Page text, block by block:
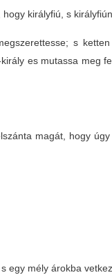
királyfiú, s
s ketten
es mutassa meg
magát, hogy úgy
egy mély árokba